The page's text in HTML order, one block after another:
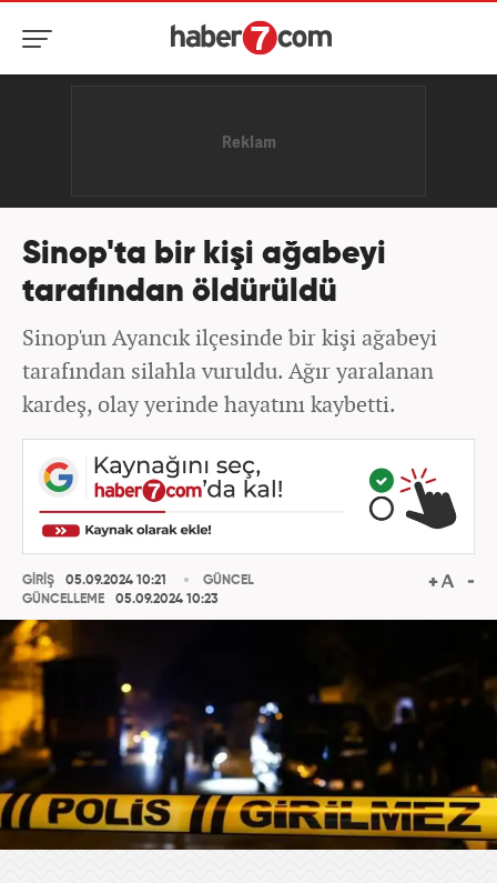
Sinop'ta bir kişi ağabeyi
tarafından öldürüldü
Sinop'un Ayancık ilçesinde bir kişi ağabeyi
tarafından silahla vuruldu. Ağır yaralanan
kardeş, olay yerinde hayatını kaybetti.
GİRİŞ
05.09.2024 10:21
GÜNCELLEME
05.09.2024 10:23
GÜNCEL